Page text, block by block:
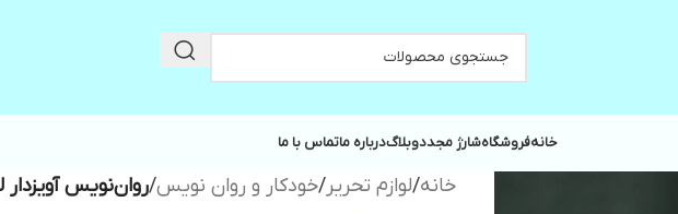
خانهفروشگاهشارژ مجددوبلاگدرباره ماتماس با ما
خانه/لوازم تحریر/خودکار و روان نویس/روان‌نویس آویزدار